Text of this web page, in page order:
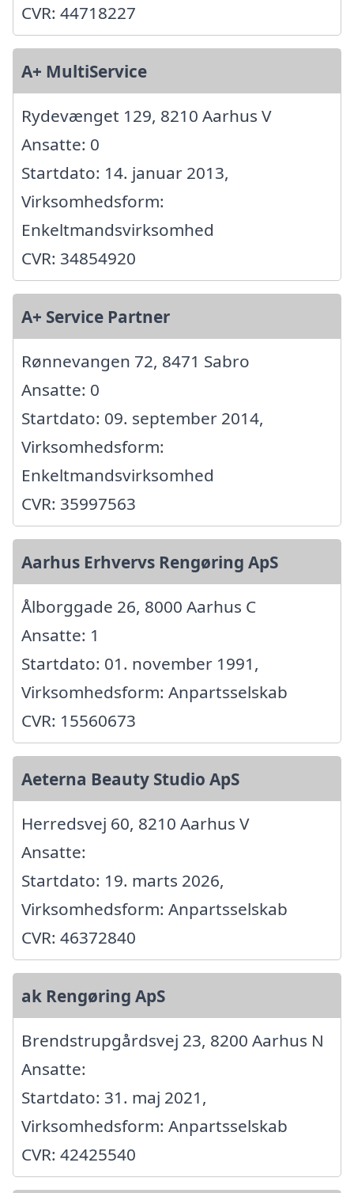
CVR: 44718227
A+ MultiService
Rydevænget 129, 8210 Aarhus V
Ansatte: 0
Startdato: 14. januar 2013,
Virksomhedsform:
Enkeltmandsvirksomhed
CVR: 34854920
A+ Service Partner
Rønnevangen 72, 8471 Sabro
Ansatte: 0
Startdato: 09. september 2014,
Virksomhedsform:
Enkeltmandsvirksomhed
CVR: 35997563
Aarhus Erhvervs Rengøring ApS
Ålborggade 26, 8000 Aarhus C
Ansatte: 1
Startdato: 01. november 1991,
Virksomhedsform: Anpartsselskab
CVR: 15560673
Aeterna Beauty Studio ApS
Herredsvej 60, 8210 Aarhus V
Ansatte:
Startdato: 19. marts 2026,
Virksomhedsform: Anpartsselskab
CVR: 46372840
ak Rengøring ApS
Brendstrupgårdsvej 23, 8200 Aarhus N
Ansatte:
Startdato: 31. maj 2021,
Virksomhedsform: Anpartsselskab
CVR: 42425540